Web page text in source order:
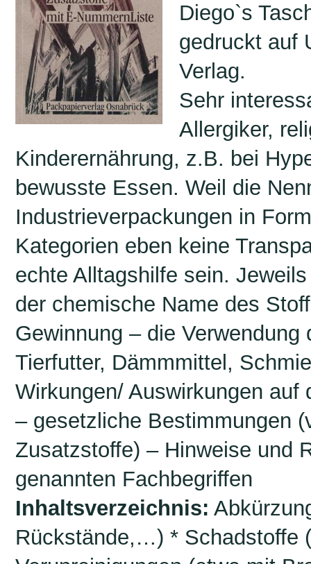
Diego`s
gedruckt auf
Verlag.
Sehr
Allergiker,
Kinderernährung, z.B. bei
bewusste Essen. Weil die
Industrieverpackungen in
Kategorien eben keine
echte Alltagshilfe sein.
der chemische Name des
Gewinnung – die
Tierfutter, Dämmmittel,
Wirkungen/ Auswirkungen
– gesetzliche Bestimmungen
Zusatzstoffe) – Hinweise und
genannten Fachbegriffen
Inhaltsverzeichnis:
Rückstände,…) * Schadstoffe